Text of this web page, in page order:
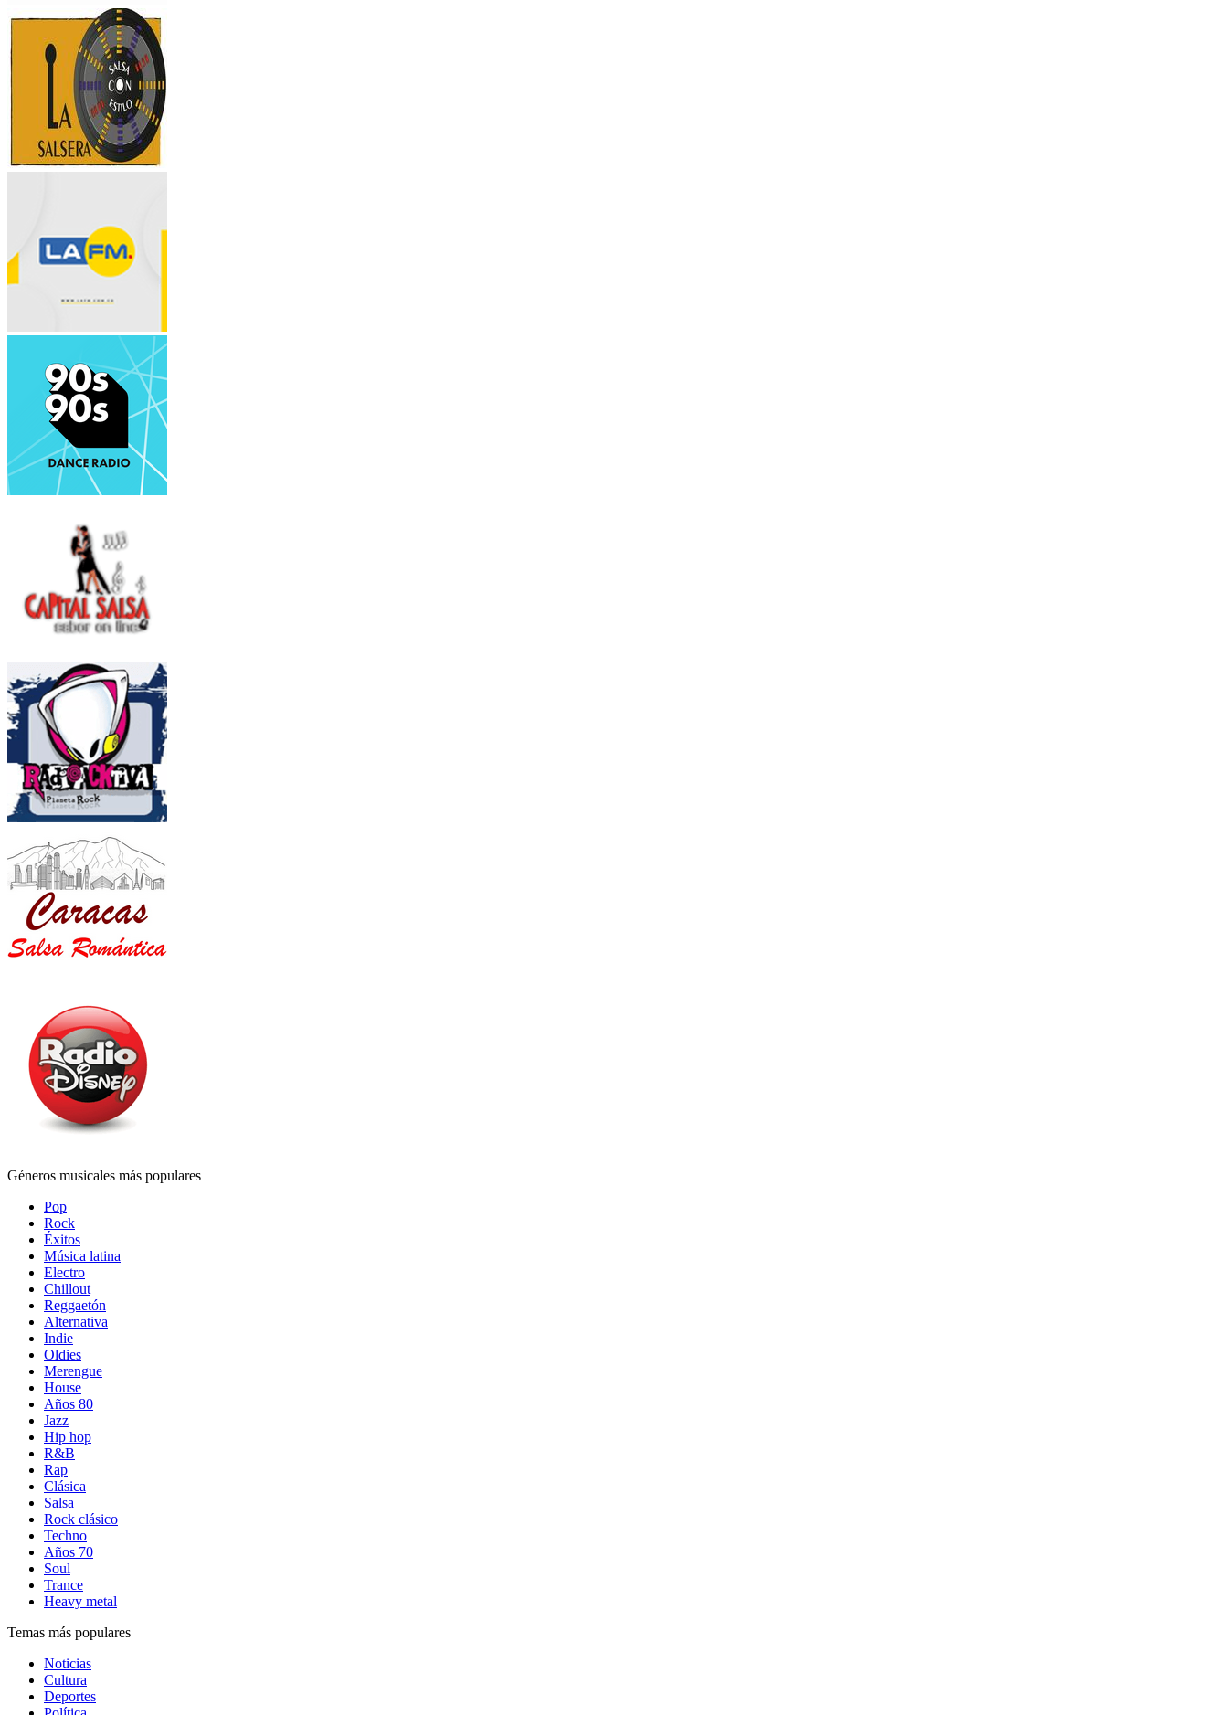
Géneros musicales más populares
Pop
Rock
Éxitos
Música latina
Electro
Chillout
Reggaetón
Alternativa
Indie
Oldies
Merengue
House
Años 80
Jazz
Hip hop
R&B
Rap
Clásica
Salsa
Rock clásico
Techno
Años 70
Soul
Trance
Heavy metal
Temas más populares
Noticias
Cultura
Deportes